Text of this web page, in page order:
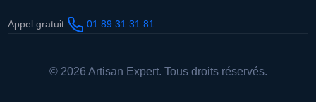
Appel gratuit 01 89 31 31 81
© 2026 Artisan Expert. Tous droits réservés.